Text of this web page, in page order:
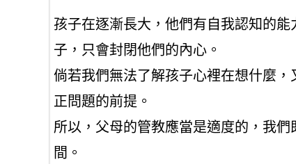
孩子在逐漸長大，他們有自我認知的
子，只會封閉他們的內心。
倘若我們無法了解孩子心裡在想什麼
正問題的前提。
所以，父母的管教應當是適度的，我
間。